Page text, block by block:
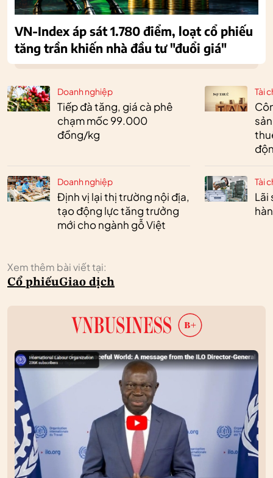
Doanh nghiệp
Tiếp đà tăng, giá cà phê
chạm mốc 99.000
đồng/kg
Doanh nghiệp
Định vị lại thị trường nội địa,
tạo động lực tăng trưởng
mới cho ngành gỗ Việt
Tài
Tài
Lãi
Xem thêm bài viết tại:
Cổ phiếuGiao dịch
VN-Index áp sát 1.780 điểm, loạt cổ phiếu
tăng trần khiến nhà đầu tư "đuổi giá"